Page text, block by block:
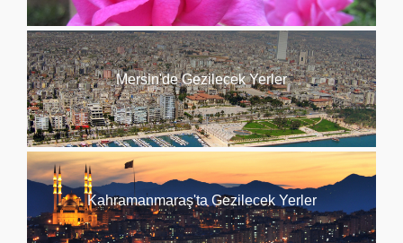
Mersin'de Gezilecek Yerler
Kahramanmaraş'ta Gezilecek Yerler